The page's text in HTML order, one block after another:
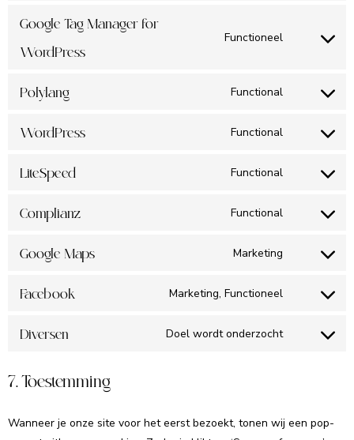
Google Tag Manager for
WordPress
Functioneel
Polylang Functional
WordPress Functional
LiteSpeed Functional
Complianz Functional
Google Maps Marketing
Facebook Marketing, Functioneel
Diversen Doel wordt onderzocht
7. Toestemming
Wanneer je onze site voor het eerst bezoekt, tonen wij een pop-